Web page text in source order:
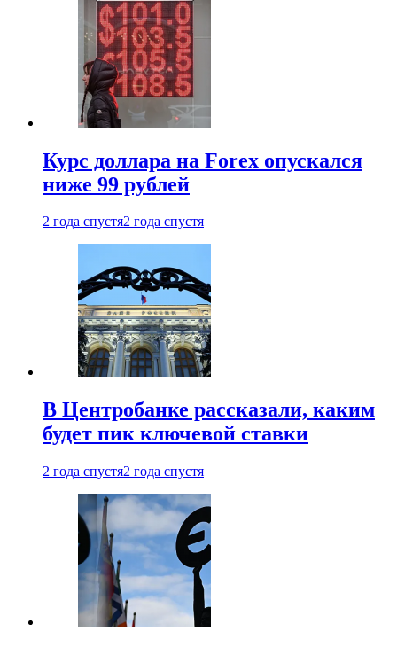
Курс доллара на Forex опускался
ниже 99 рублей
2 года спустя2 года спустя
В Центробанке рассказали, каким
будет пик ключевой ставки
2 года спустя2 года спустя